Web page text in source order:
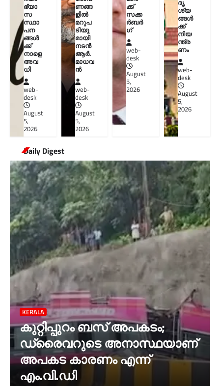
ഭ്യാ
സ
സ്ഥാ
പന
ങ്ങൾ
ക്ക്
നാളെ
അവ
ധി
web-
desk
August
5,
2026
ണങ്ങ
ളിൽ
മറുപ
ടിയു
മായി
നടൻ
ആർ.
മാധവ
ൻ
web-
desk
August
5,
2026
ക്ക്
സക്ക
ർബർ
ഗ്
web-
desk
August
5,
2026
ദൃ
ശ്യ
ങ്ങൾ
ക്ക്
നിയ
ന്ത്ര
ണം
web-
desk
August
5,
2026
Daily Digest
KERALA
കുറ്റിപ്പുറം ബസ് അപകടം;
ഡ്രൈവറുടെ അനാസ്ഥയാണ്‌
അപകട കാരണം എന്ന്
എം.വി.ഡി